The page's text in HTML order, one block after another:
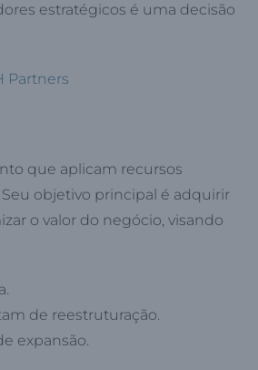
estratégicos é uma decisão
Partners
que aplicam recursos
objetivo principal é adquirir
o valor do negócio, visando
de reestruturação.
expansão.